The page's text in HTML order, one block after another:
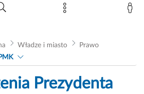
Władze i miasto
Prawo
Prezydenta